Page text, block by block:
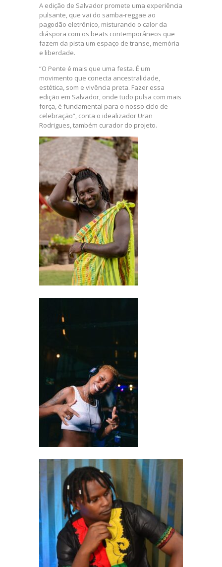
A edição de Salvador promete uma experiência
pulsante, que vai do samba-reggae ao
pagodão eletrônico, misturando o calor da
diáspora com os beats contemporâneos que
fazem da pista um espaço de transe, memória
e liberdade.
“O Pente é mais que uma festa. É um
movimento que conecta ancestralidade,
estética, som e vivência preta. Fazer essa
edição em Salvador, onde tudo pulsa com mais
força, é fundamental para o nosso ciclo de
celebração”, conta o idealizador Uran
Rodrigues, também curador do projeto.